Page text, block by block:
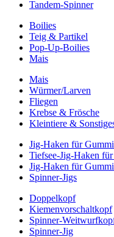
Tandem-Spinner
Boilies
Teig & Partikel
Pop-Up-Boilies
Mais
Mais
Würmer/Larven
Fliegen
Krebse & Frösche
Kleintiere &
Jig-Haken für
Tiefsee-Jig-Haken
Jig-Haken für
Spinner-Jigs
Doppelkopf
Kiemenvorschaltkopf
Spinner-
Spinner-Jig